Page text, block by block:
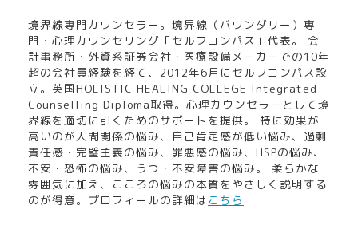
境界線専門カウンセラー。境界線（バウンダリー）専
門・心理カウンセリング「セルフコンパス」代表。 会
計事務所・外資系証券会社・医療設備メーカーでの10年
超の会社員経験を経て、2012年6月にセルフコンパス設
立。英国HOLISTIC HEALING COLLEGE Integrated
Counselling Diploma取得。心理カウンセラーとして境
界線を適切に引くためのサポートを提供。 特に効果が
高いのが人間関係の悩み、自己肯定感が低い悩み、過剰
責任感・完璧主義の悩み、罪悪感の悩み、HSPの悩み、
不安・恐怖の悩み、うつ・不安障害の悩み。 柔らかな
雰囲気に加え、こころの悩みの本質をやさしく説明する
のが得意。プロフィールの詳細は こちら